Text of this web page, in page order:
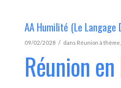
AA Humilité (Le Langage
09/02/2028 / dans Réunion à thème
Réunion